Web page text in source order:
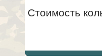
Стоимость